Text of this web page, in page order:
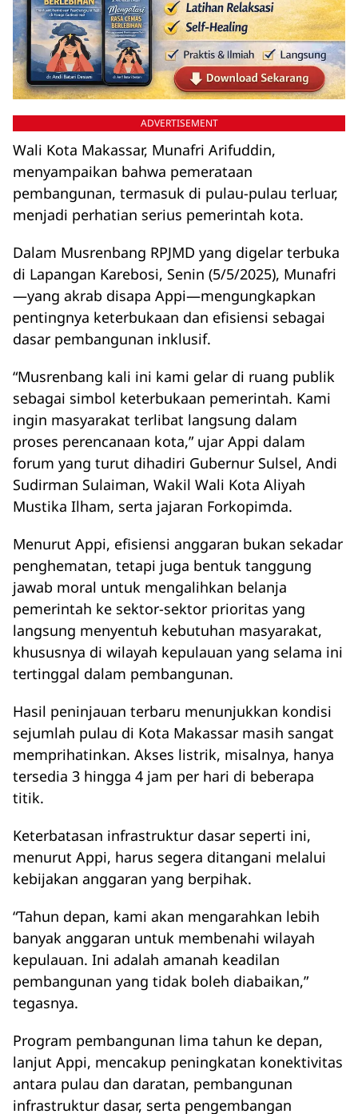
ADVERTISEMENT
Wali Kota Makassar, Munafri Arifuddin,
menyampaikan bahwa pemerataan
pembangunan, termasuk di pulau-pulau terluar,
menjadi perhatian serius pemerintah kota.
Dalam Musrenbang RPJMD yang digelar terbuka
di Lapangan Karebosi, Senin (5/5/2025), Munafri
—yang akrab disapa Appi—mengungkapkan
pentingnya keterbukaan dan efisiensi sebagai
dasar pembangunan inklusif.
“Musrenbang kali ini kami gelar di ruang publik
sebagai simbol keterbukaan pemerintah. Kami
ingin masyarakat terlibat langsung dalam
proses perencanaan kota,” ujar Appi dalam
forum yang turut dihadiri Gubernur Sulsel, Andi
Sudirman Sulaiman, Wakil Wali Kota Aliyah
Mustika Ilham, serta jajaran Forkopimda.
Menurut Appi, efisiensi anggaran bukan sekadar
penghematan, tetapi juga bentuk tanggung
jawab moral untuk mengalihkan belanja
pemerintah ke sektor-sektor prioritas yang
langsung menyentuh kebutuhan masyarakat,
khususnya di wilayah kepulauan yang selama ini
tertinggal dalam pembangunan.
Hasil peninjauan terbaru menunjukkan kondisi
sejumlah pulau di Kota Makassar masih sangat
memprihatinkan. Akses listrik, misalnya, hanya
tersedia 3 hingga 4 jam per hari di beberapa
titik.
Keterbatasan infrastruktur dasar seperti ini,
menurut Appi, harus segera ditangani melalui
kebijakan anggaran yang berpihak.
“Tahun depan, kami akan mengarahkan lebih
banyak anggaran untuk membenahi wilayah
kepulauan. Ini adalah amanah keadilan
pembangunan yang tidak boleh diabaikan,”
tegasnya.
Program pembangunan lima tahun ke depan,
lanjut Appi, mencakup peningkatan konektivitas
antara pulau dan daratan, pembangunan
infrastruktur dasar, serta pengembangan